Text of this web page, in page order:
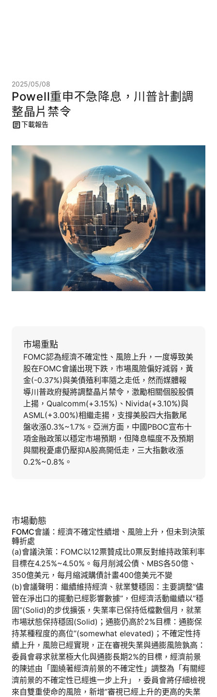
2025/05/08
Powell重申不急降息，川普計劃調
整晶片禁令
下載報告
市場重點
FOMC認為經濟不確定性、風險上升，一度導致美
股在FOMC會議出現下跌，市場風險偏好減弱，黃
金(-0.37%)與美債殖利率隨之走低，然而媒體報
導川普政府擬將調整晶片禁令，激勵相關個股股價
上揚，Qualcomm(+3.15%)、Nivida(+3.10%)與
ASML(+3.00%)相繼走揚，支撐美股四大指數尾
盤收漲0.3%~1.7%。亞洲方面，中國PBOC宣布十
項金融政策以穩定市場預期，但降息幅度不及預期
與關稅憂慮仍壓抑A股高開低走，三大指數收漲
0.2%~0.8%。
市場動態
FOMC會議：經濟不確定性續增、風險上升，但未到決策
轉折處
(a)會議決策：FOMC以12票贊成比0票反對維持政策利率
目標在4.25%~4.50%。每月削減公債、MBS各50億、
350億美元，每月縮減購債計畫400億美元不變
(b)會議聲明：繼續維持經濟、就業雙穩固：主要調整”儘
管在淨出口的擺動已經影響數據”，但經濟活動繼續以”穩
固”(Solid)的步伐擴張，失業率已保持低檔數個月，就業
市場狀態保持穩固(Solid)；通膨仍高於2%目標：通膨保
持某種程度的高位”(somewhat elevated)；不確定性持
續上升，風險已經實現，正在審視失業與通膨風險孰高：
委員會尋求就業極大化與通膨長期2%的目標，經濟前景
的陳述由「圍繞著經濟前景的不確定性」調整為「有關經
濟前景的不確定性已經進一步上升」，委員會將仔細檢視
來自雙重使命的風險，新增”審視已經上升的更高的失業